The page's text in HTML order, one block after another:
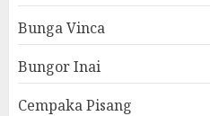
Bunga Vinca
Bungor Inai
Cempaka Pisang